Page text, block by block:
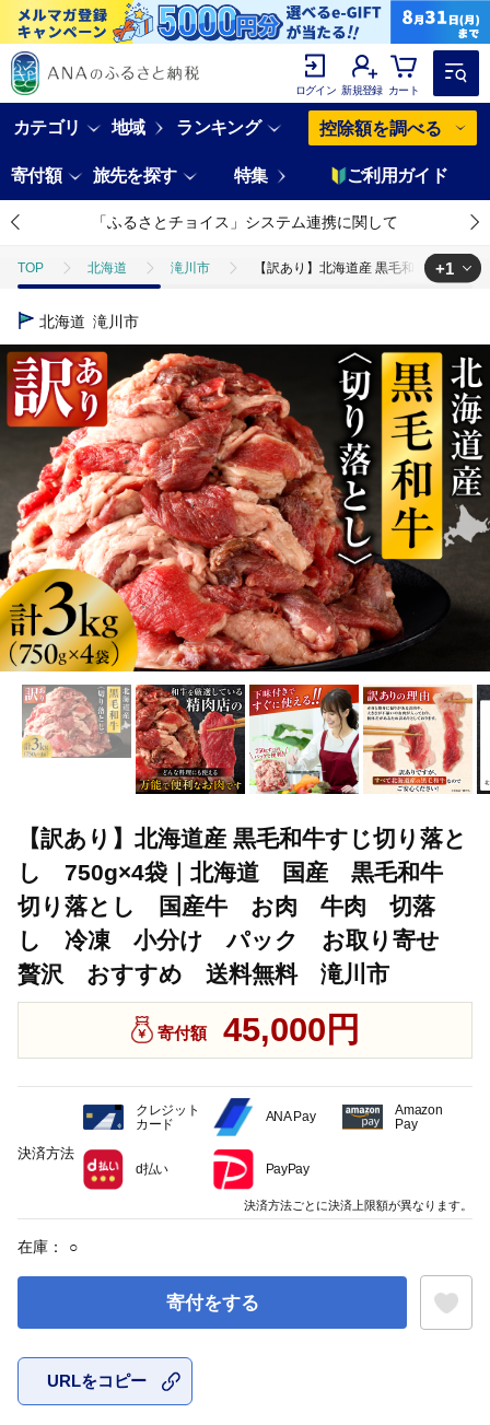
ログイン 新規登録 カート
カテゴリ 地域 ランキング 控除額を調べる
寄付額 旅先を探す 特集 ご利用ガイド
「ふるさとチョイス」システム連携に関して
TOP 北海道 滝川市 【訳あり】北海道産 黒毛和牛す
TOP
+1
北海道 滝川市
【訳あり】北海道産 黒毛和牛すじ切り落と
し 750g×4袋｜北海道 国産 黒毛和牛
切り落とし 国産牛 お肉 牛肉 切落
し 冷凍 小分け パック お取り寄せ
贅沢 おすすめ 送料無料 滝川市
寄付額 45,000円
在庫： ○
寄付をする
URLをコピー
決済方法
クレジット
カード
ANA Pay
Amazon
Pay
d払い PayPay
決済方法ごとに決済上限額が異なります。